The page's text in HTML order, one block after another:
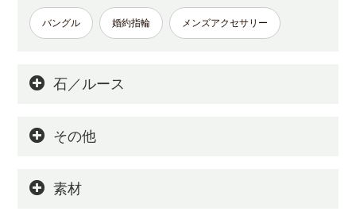
バングル 婚約指輪 メンズアクセサリー
石／ルース
その他
素材